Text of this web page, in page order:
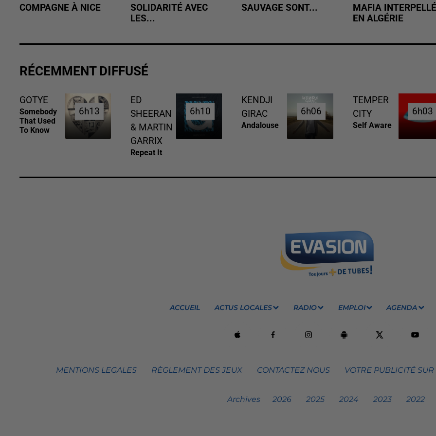
COMPAGNE À NICE
SOLIDARITÉ AVEC
LES...
SAUVAGE SONT...
MAFIA INTERPELLÉ
EN ALGÉRIE
RÉCEMMENT DIFFUSÉ
GOTYE
Somebody
That Used
To Know
6h13
6h13
ED
SHEERAN
& MARTIN
GARRIX
Repeat It
6h10
6h10
KENDJI
GIRAC
Andalouse
6h06
6h06
TEMPER
CITY
Self Aware
6h03
6h03
ACCUEIL ACTUS LOCALES RADIO EMPLOI AGENDA
MENTIONS LEGALES RÈGLEMENT DES JEUX CONTACTEZ NOUS VOTRE PUBLICITÉ
Archives 2026 2025 2024 2023 2022